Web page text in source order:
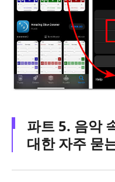
파트 5. 음악
대한 자주 묻